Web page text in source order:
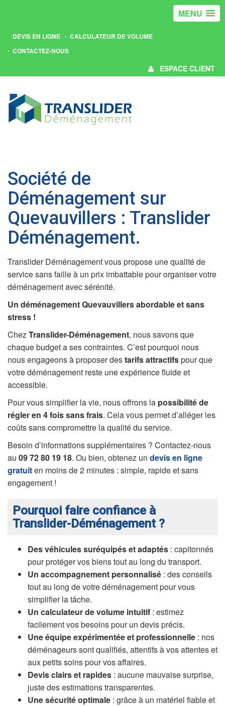
MENU
DEVIS EN LIGNE
CALCULATEUR DE VOLUME
CONTACTEZ-NOUS
ESPACE CLIENT
Société de
Déménagement sur
Quevauvillers : Translider
Déménagement.
Translider Déménagement vous propose une qualité de
service sans faille à un prix imbattable pour organiser votre
déménagement avec sérénité.
Un déménagementQuevauvillers abordable et sans
stress !
ChezTranslider-Déménagement, nous savons que
chaque budget a ses contraintes. C’est pourquoi nous
nous engageons à proposer destarifs attractifspour que
votre déménagement reste une expérience fluide et
accessible.
Pour vous simplifier la vie, nous offrons la possibilité de
régler en 4 fois sans frais. Cela vous permet d’alléger les
coûts sans compromettre la qualité du service.
Besoin d’informations supplémentaires ? Contactez-nous
au 09 72 80 19 18. Ou bien, obtenez un devis en ligne
gratuiten moins de 2 minutes : simple, rapide et sans
engagement !
Pourquoi faire confiance à
Translider-Déménagement ?
Des véhicules suréquipés et adaptés : capitonnés
pour protéger vos biens tout au long du transport.
Un accompagnement personnalisé : des conseils
tout au long de votre déménagement pour vous
simplifier la tâche.
Un calculateur de volume intuitif : estimez
facilement vos besoins pour un devis précis.
Une équipe expérimentée et professionnelle : nos
déménageurs sont qualifiés, attentifs à vos attentes et
aux petits soins pour vos affaires.
Devis clairs et rapides : aucune mauvaise surprise,
juste des estimations transparentes.
Une sécurité optimale : grâce à un matériel fiable et